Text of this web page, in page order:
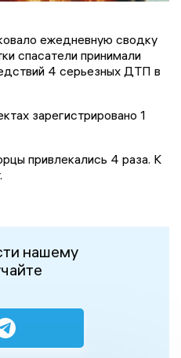
ежедневную сводку
спасатели принимали
4 серьезных ДТП в
зарегистрировано 1
привлекались 4 раза. К
нашему